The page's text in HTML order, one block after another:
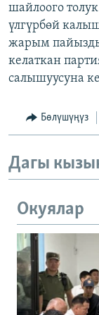
ЫҢГАЙСЫЗ
ЭЕ/АРнун
шайлоого
үлгүрбөй
жарым
келаткан
салышуусуна
Бөлүшүңүз
Дагы
Окуялар